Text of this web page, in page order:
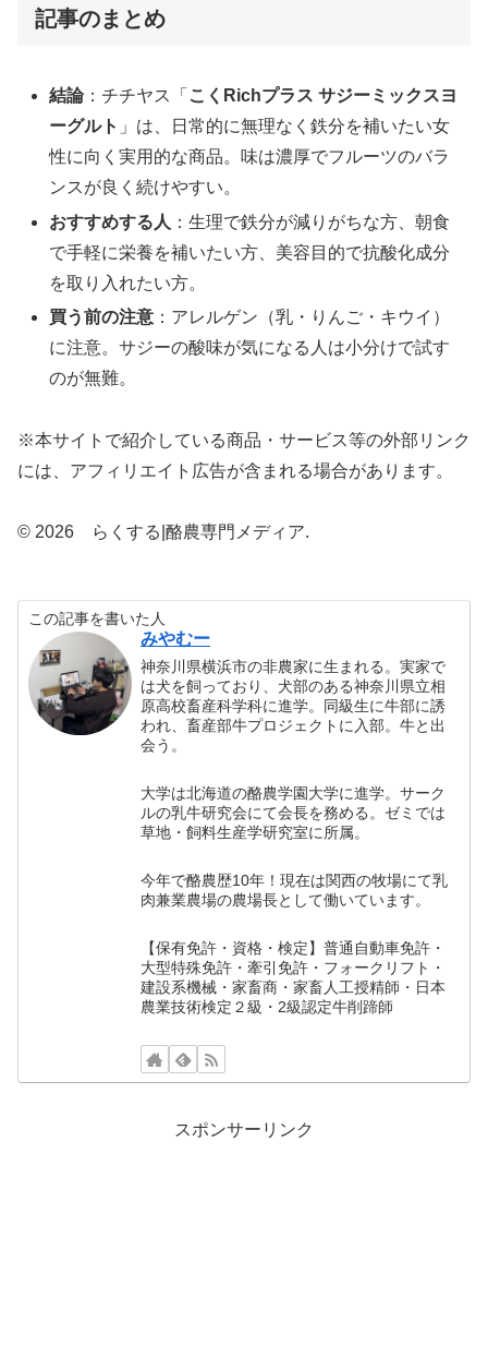
記事のまとめ
結論：チチヤス「 こくRichプラス サジーミックスヨ
ーグルト 」は、日常的に無理なく鉄分を補いたい女
性に向く実用的な商品。味は濃厚でフルーツのバラ
ンスが良く続けやすい。
おすすめする人 ：生理で鉄分が減りがちな方、朝食
で手軽に栄養を補いたい方、美容目的で抗酸化成分
を取り入れたい方。
買う前の注意 ：アレルゲン（乳・りんご・キウイ）
に注意。サジーの酸味が気になる人は小分けで試す
のが無難。
※本サイトで紹介している商品・サービス等の外部リンク
には、アフィリエイト広告が含まれる場合があります。
© 2026 らくする|酪農専門メディア.
この記事を書いた人
みやむー
神奈川県横浜市の非農家に生まれる。実家で
は犬を飼っており、犬部のある神奈川県立相
原高校畜産科学科に進学。同級生に牛部に誘
われ、畜産部牛プロジェクトに入部。牛と出
会う。
大学は北海道の酪農学園大学に進学。サーク
ルの乳牛研究会にて会長を務める。ゼミでは
草地・飼料生産学研究室に所属。
今年で酪農歴10年！現在は関西の牧場にて乳
肉兼業農場の農場長として働いています。
【保有免許・資格・検定】普通自動車免許・
大型特殊免許・牽引免許・フォークリフト・
建設系機械・家畜商・家畜人工授精師・日本
農業技術検定２級・2級認定牛削蹄師
スポンサーリンク